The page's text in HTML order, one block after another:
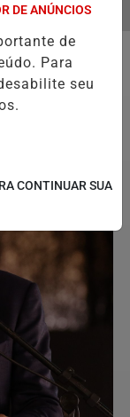
WELTON
MENU
DE ANÚNCIOS
de
Para
seu
CONTINUAR SUA